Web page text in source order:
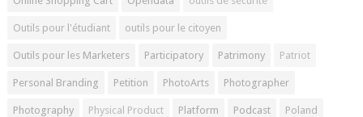
Outils pour l'étudiant outils pour le citoyen
Outils pour les Marketers Participatory Patrimony Patriot
Personal Branding Petition PhotoArts Photographer
Photography Physical Product Platform Podcast Poland